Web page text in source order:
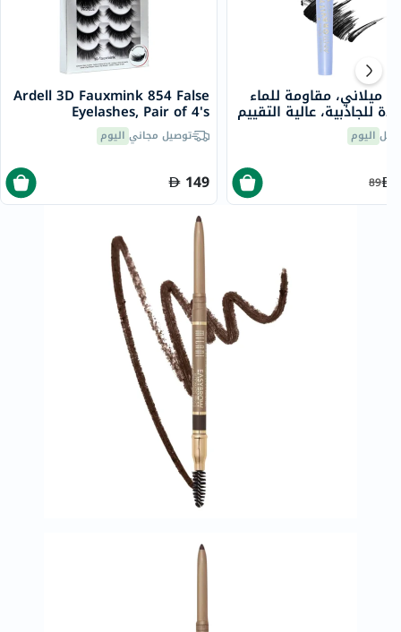
Ardell 3D Fauxmink 854 False
Eyelashes, Pair of 4's
توصيل مجاني اليوم
149
ميلاني، مقاومة للماء
للجاذبية، عالية التقييم
اليوم
89